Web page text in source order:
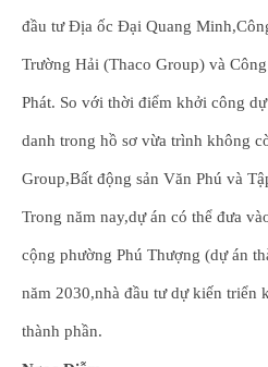
đầu tư Địa ốc Đại Quang
Trường Hải (Thaco Group) và
Phát. So với thời điểm khởi công
danh trong hồ sơ vừa trình không
Group,Bất động sản Văn Phú và
Trong năm nay,dự án có thể đưa
cộng phường Phú Thượng (dự án
năm 2030,nhà đầu tư dự kiến triển
thành phần.